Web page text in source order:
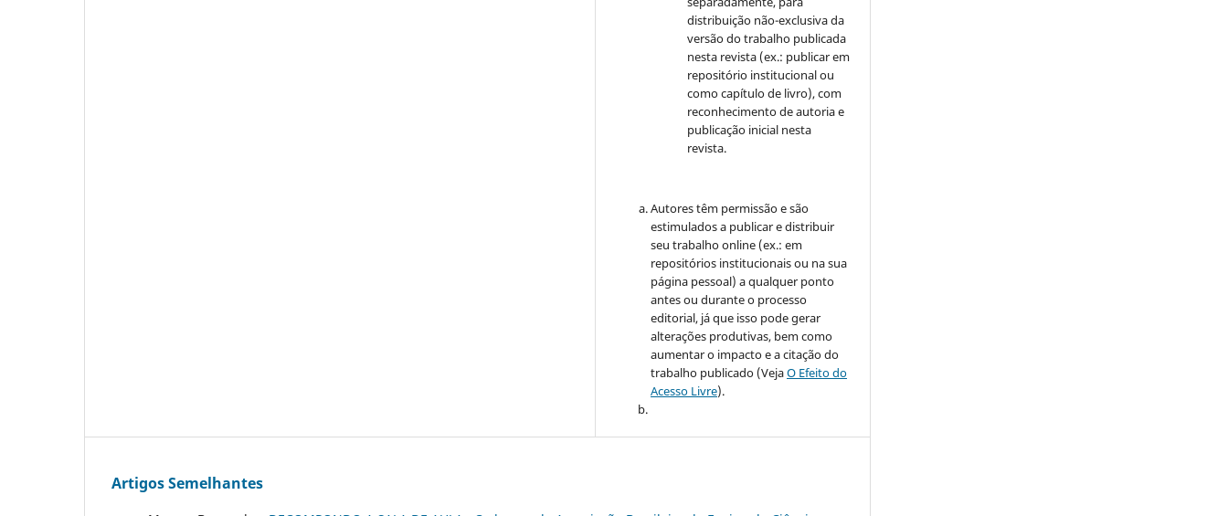
distribuição não-exclusiva da
versão do trabalho publicada
nesta revista (ex.: publicar em
repositório institucional ou
como capítulo de livro), com
reconhecimento de autoria e
publicação inicial nesta
revista.
Autores têm permissão e são
estimulados a publicar e distribuir
seu trabalho online (ex.: em
repositórios institucionais ou na sua
página pessoal) a qualquer ponto
antes ou durante o processo
editorial, já que isso pode gerar
alterações produtivas, bem como
aumentar o impacto e a citação do
trabalho publicado (VejaO Efeito do
Acesso Livre).
Artigos Semelhantes